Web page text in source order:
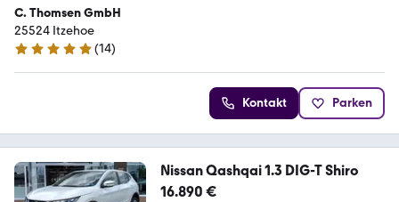
C. Thomsen GmbH
25524 Itzehoe
4.9 Sterne
(14)
Kontakt Parken
Nissan Qashqai 1.3 DIG-T Shiro
16.890 €